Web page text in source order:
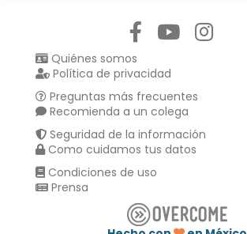
Quiénes somos
Política de privacidad
Preguntas más frecuentes
Recomienda a un colega
Seguridad de la información
Como cuidamos tus datos
Condiciones de uso
Prensa